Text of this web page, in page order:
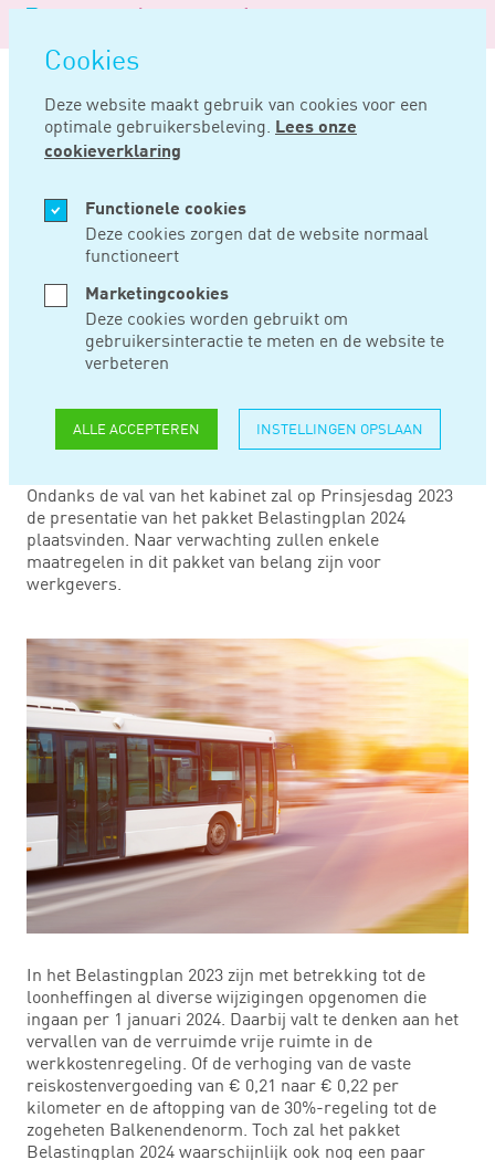
overslaan
Cookies
Deze website maakt gebruik van cookies voor een
optimale gebruikersbeleving. Lees onze
cookieverklaring
Functionele cookies
Deze cookies zorgen dat de website normaal
functioneert
Marketingcookies
Deze cookies worden gebruikt om
gebruikersinteractie te meten en de website te
verbeteren
ALLE ACCEPTEREN INSTELLINGEN OPSLAAN
Logo
Noord
Negentig
Home Nieuws
AUG 22, 2023
PRINSJESDAG 2023:
VERWACHTE
WIJZIGINGEN IN DE
LOONHEFFINGEN
Ondanks de val van het kabinet zal op Prinsjesdag 2023
de presentatie van het pakket Belastingplan 2024
plaatsvinden. Naar verwachting zullen enkele
maatregelen in dit pakket van belang zijn voor
werkgevers.
In het Belastingplan 2023 zijn met betrekking tot de
loonheffingen al diverse wijzigingen opgenomen die
ingaan per 1 januari 2024. Daarbij valt te denken aan het
vervallen van de verruimde vrije ruimte in de
werkkostenregeling. Of de verhoging van de vaste
reiskostenvergoeding van € 0,21 naar € 0,22 per
kilometer en de aftopping van de 30%-regeling tot de
zogeheten Balkenendenorm. Toch zal het pakket
Belastingplan 2024 waarschijnlijk ook nog een paar